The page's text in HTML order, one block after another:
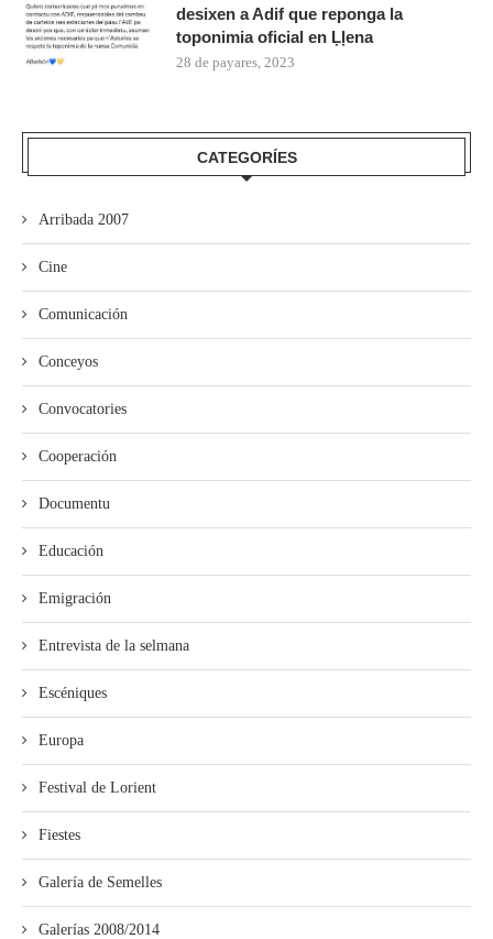
desixen a Adif que reponga la
toponimia oficial en Ḷḷena
28 de payares, 2023
CATEGORÍES
Arribada 2007
Cine
Comunicación
Conceyos
Convocatories
Cooperación
Documentu
Educación
Emigración
Entrevista de la selmana
Escéniques
Europa
Festival de Lorient
Fiestes
Galería de Semelles
Galerías 2008/2014